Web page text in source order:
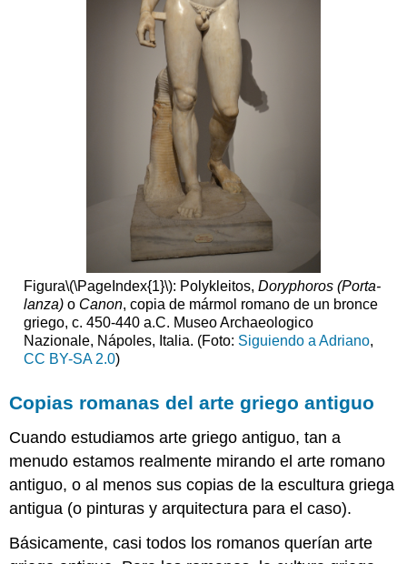
incompletas
reconstruidas
Acrópolis
ateniense
Notas
de
los
Historia
Reavivamiento
Periclean
Los
Propileos
Erecteion
Figura\(\PageIndex{1}\): Polykleitos, Doryphoros (Porta-
lanza)o Canon, copia de mármol romano de un bronce
griego, c. 450-440 a.C. Museo Archaeologico
Nazionale, Nápoles, Italia. (Foto: Siguiendo a Adriano,
CC BY-SA 2.0)
Copias romanas del arte griego antiguo
Cuando estudiamos arte griego antiguo, tan a
menudo estamos realmente mirando el arte romano
antiguo, o al menos sus copias de la escultura griega
antigua (o pinturas y arquitectura para el caso).
Básicamente, casi todos los romanos querían arte